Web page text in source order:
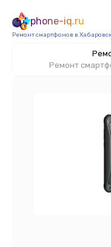
phone-iq.ru
Ремонт смартфонов в
Ремонт